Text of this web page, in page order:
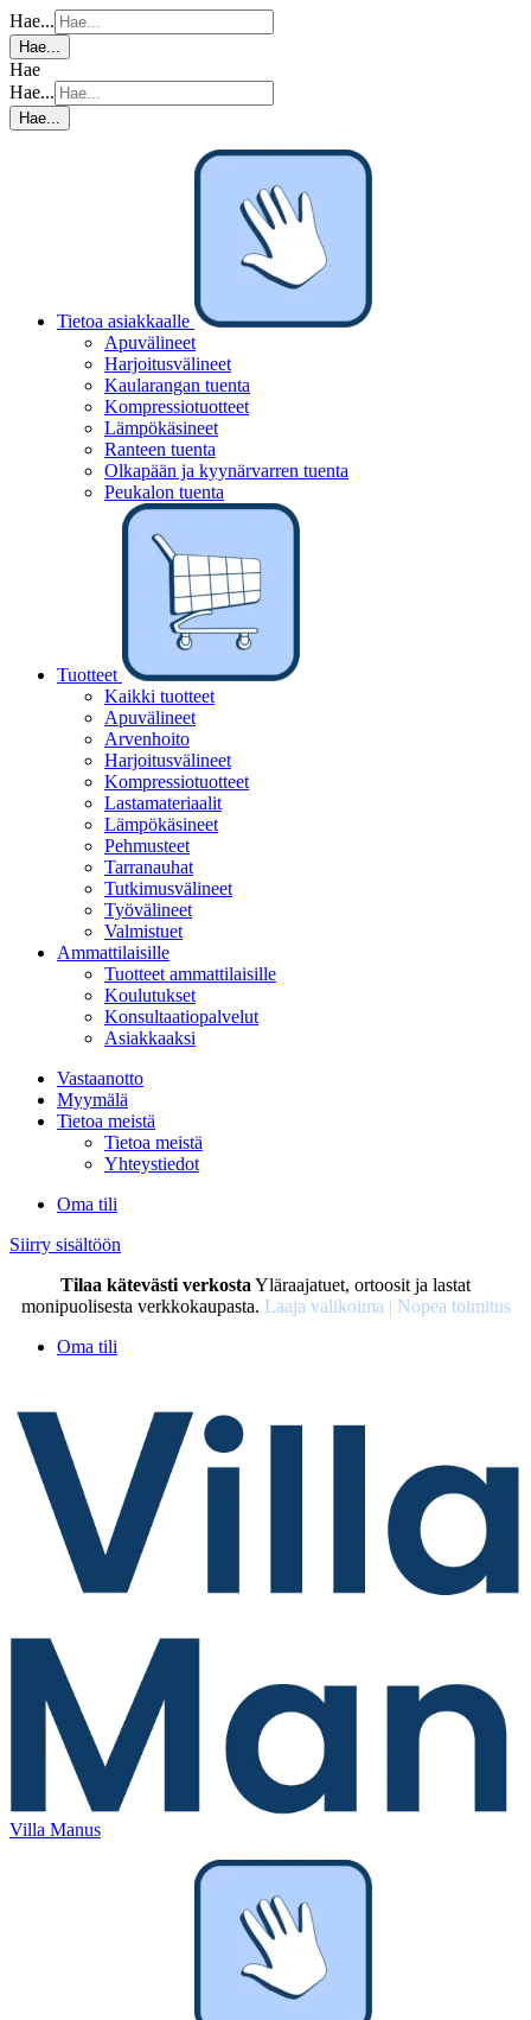
Hae...
Hae...
Hae
Hae...
Hae...
Tietoa asiakkaalle
Apuvälineet
Harjoitusvälineet
Kaularangan tuenta
Kompressiotuotteet
Lämpökäsineet
Ranteen tuenta
Olkapään ja kyynärvarren tuenta
Peukalon tuenta
Tuotteet
Kaikki tuotteet
Apuvälineet
Arvenhoito
Harjoitusvälineet
Kompressiotuotteet
Lastamateriaalit
Lämpökäsineet
Pehmusteet
Tarranauhat
Tutkimusvälineet
Työvälineet
Valmistuet
Ammattilaisille
Tuotteet ammattilaisille
Koulutukset
Konsultaatiopalvelut
Asiakkaaksi
Vastaanotto
Myymälä
Tietoa meistä
Tietoa meistä
Yhteystiedot
Oma tili
Siirry sisältöön
Tilaa kätevästi verkosta Yläraajatuet, ortoosit ja lastat
monipuolisesta verkkokaupasta. Laaja valikoima | Nopea toimitus
Oma tili
Villa Manus